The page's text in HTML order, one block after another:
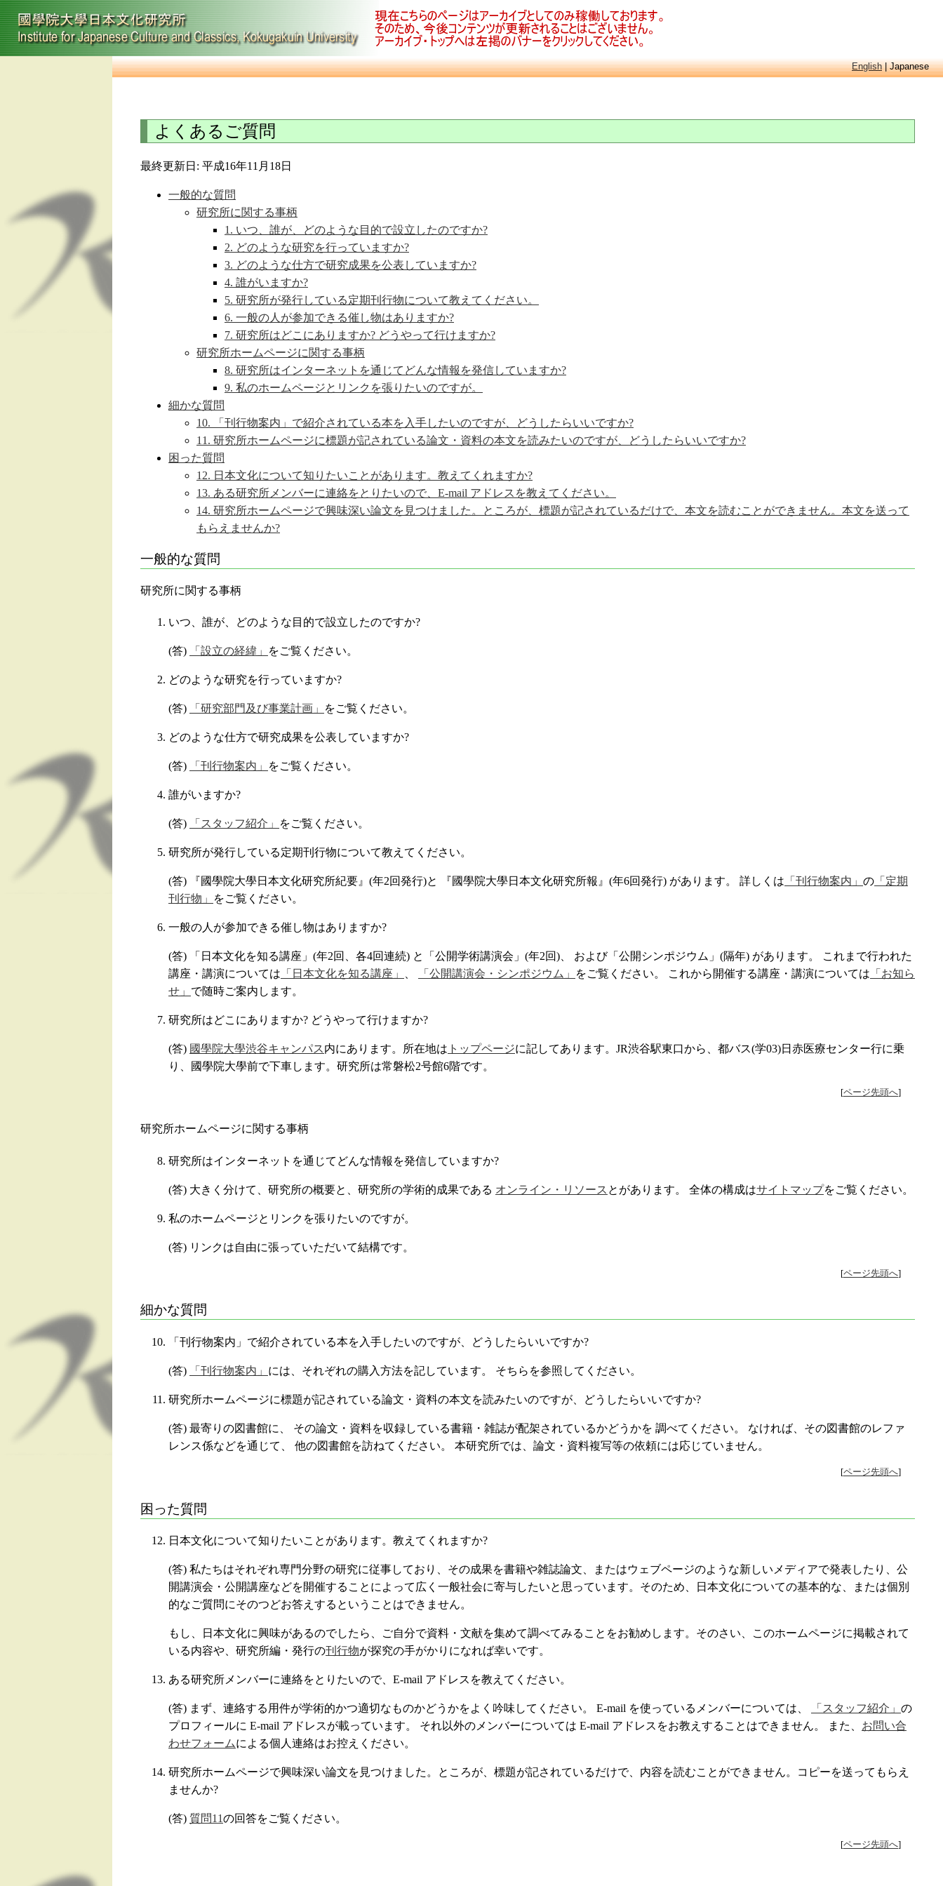
English| Japanese
よくあるご質問
最終更新日: 平成16年11月18日
一般的な質問
研究所に関する事柄
1. いつ、誰が、どのような目的で設立したのですか?
2. どのような研究を行っていますか?
3. どのような仕方で研究成果を公表していますか?
4. 誰がいますか?
5. 研究所が発行している定期刊行物について教えてください。
6. 一般の人が参加できる催し物はありますか?
7. 研究所はどこにありますか? どうやって行けますか?
研究所ホームページに関する事柄
8. 研究所はインターネットを通じてどんな情報を発信していますか?
9. 私のホームページとリンクを張りたいのですが。
細かな質問
10. 「刊行物案内」で紹介されている本を入手したいのですが、どうしたらいいですか?
11. 研究所ホームページに標題が記されている論文・資料の本文を読みたいのですが、どうしたらいいですか?
困った質問
12. 日本文化について知りたいことがあります。教えてくれますか?
13. ある研究所メンバーに連絡をとりたいので、E-mail アドレスを教えてください。
14. 研究所ホームページで興味深い論文を見つけました。ところが、標題が記されているだけで、本文を読むことができません。本文を送って
もらえませんか?
一般的な質問
研究所に関する事柄
いつ、誰が、どのような目的で設立したのですか?
(答) 「設立の経緯」 をご覧ください。
どのような研究を行っていますか?
(答) 「研究部門及び事業計画」 をご覧ください。
どのような仕方で研究成果を公表していますか?
(答) 「刊行物案内」 をご覧ください。
誰がいますか?
(答) 「スタッフ紹介」 をご覧ください。
研究所が発行している定期刊行物について教えてください。
(答) 『國學院大學日本文化研究所紀要』(年2回発行)と 『國學院大學日本文化研究所報』(年6回発行) があります。 詳しくは 「刊行物案内」 の 「定期
刊行物」
をご覧ください。
一般の人が参加できる催し物はありますか?
(答) 「日本文化を知る講座」(年2回、各4回連続) と「公開学術講演会」(年2回)、 および「公開シンポジウム」(隔年) があります。 これまで行われた
講座・講演については 「日本文化を知る講座」 「公開講演会・シンポジウム」 をご覧ください。 これから開催する講座・講演については 「お知ら
せ」 で随時ご案内します。
研究所はどこにありますか? どうやって行けますか?
(答) 國學院大學渋谷キャンパス内にあります。所在地は トップページに記してあります。JR渋谷駅東口から、都バス(学03)日赤医療センター行に乗
り、國學院大學前で下車します。研究所は常磐松2号館6階です。
[ページ先頭へ]
研究所ホームページに関する事柄
研究所はインターネットを通じてどんな情報を発信していますか?
(答) 大きく分けて、研究所の概要と、研究所の学術的成果である オンライン・リソース とがあります。 全体の構成はサイトマップをご覧ください。
私のホームページとリンクを張りたいのですが。
(答) リンクは自由に張っていただいて結構です。
[ページ先頭へ]
細かな質問
「刊行物案内」で紹介されている本を入手したいのですが、どうしたらいいですか?
(答) 「刊行物案内」 には、それぞれの購入方法を記しています。 そちらを参照してください。
研究所ホームページに標題が記されている論文・資料の本文を読みたいのですが、どうしたらいいですか?
(答) 最寄りの図書館に、 その論文・資料を収録している書籍・雑誌が配架されているかどうかを 調べてください。 なければ、その図書館のレファ
レンス係などを通じて、 他の図書館を訪ねてください。 本研究所では、論文・資料複写等の依頼には応じていません。
[ページ先頭へ]
困った質問
日本文化について知りたいことがあります。教えてくれますか?
(答) 私たちはそれぞれ専門分野の研究に従事しており、その成果を書籍や雑誌論文、またはウェブページのような新しいメディアで発表したり、公
開講演会・公開講座などを開催することによって広く一般社会に寄与したいと思っています。そのため、日本文化についての基本的な、または個別
的なご質問にそのつどお答えするということはできません。
もし、日本文化に興味があるのでしたら、ご自分で資料・文献を集めて調べてみることをお勧めします。そのさい、このホームページに掲載されて
いる内容や、研究所編・発行の刊行物が探究の手がかりになれば幸いです。
ある研究所メンバーに連絡をとりたいので、E-mail アドレスを教えてください。
(答) まず、連絡する用件が学術的かつ適切なものかどうかをよく吟味してください。 E-mail を使っているメンバーについては、 「スタッフ紹介」 の
プロフィールに E-mail アドレスが載っています。 それ以外のメンバーについては E-mail アドレスをお教えすることはできません。 また、 お問い合
わせフォームによる個人連絡はお控えください。
研究所ホームページで興味深い論文を見つけました。ところが、標題が記されているだけで、内容を読むことができません。コピーを送ってもらえ
ませんか?
(答) 質問11の回答をご覧ください。
[ページ先頭へ]